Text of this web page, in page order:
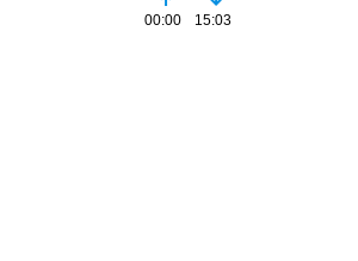
00:00 15:03